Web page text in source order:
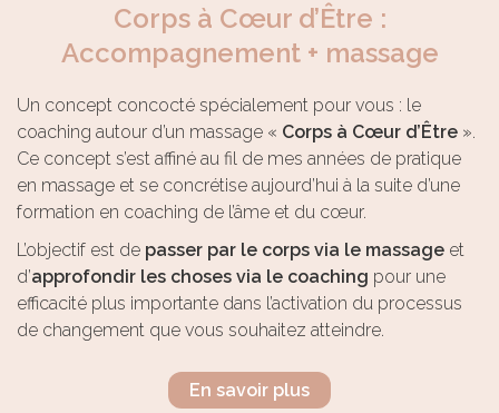
Corps à Cœur d’Être :
Accompagnement + massage
Un concept concocté spécialement pour vous : le
coaching autour d’un massage « Corps à Cœur d’Être ».
Ce concept s’est affiné au fil de mes années de pratique
en massage et se concrétise aujourd’hui à la suite d’une
formation en coaching de l’âme et du cœur.
L’objectif est de passer par le corps via le massage et
d’approfondir les choses via le coaching pour une
efficacité plus importante dans l’activation du processus
de changement que vous souhaitez atteindre.
En savoir plus